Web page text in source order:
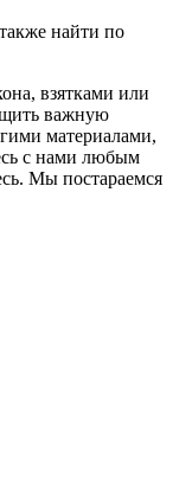
найти по
взятками или
важную
материалами,
с нами любым
Мы постараемся